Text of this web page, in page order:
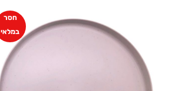
חסר
במלאי